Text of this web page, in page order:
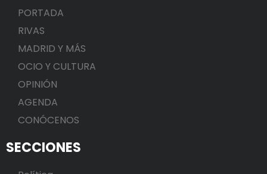
PORTADA
RIVAS
MADRID Y MÁS
OCIO Y CULTURA
OPINIÓN
AGENDA
CONÓCENOS
SECCIONES